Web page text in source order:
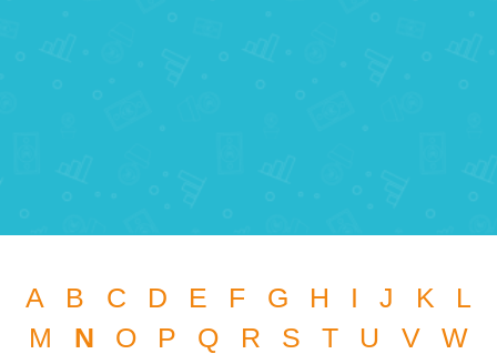
A B C D E F G H I J K
L
M
N O P Q R S T U V
W